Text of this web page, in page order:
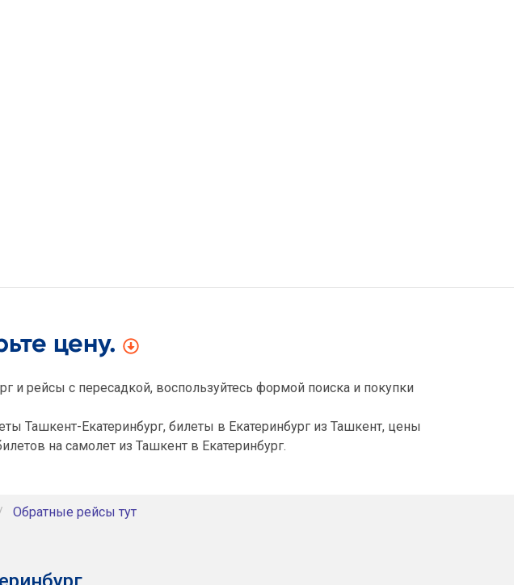
цену.
рейсы с пересадкой, воспользуйтесь формой поиска и покупки
Ташкент-Екатеринбург, билеты в Екатеринбург из Ташкент, цены
на самолет из Ташкент в Екатеринбург.
Обратные рейсы тут